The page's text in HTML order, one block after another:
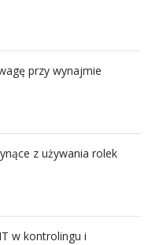
przy wynajmie
z używania rolek
w kontrolingu i